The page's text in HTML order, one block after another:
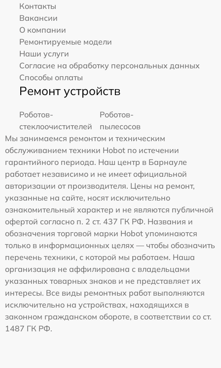
Контакты
Вакансии
О компании
Ремонтируемые модели
Наши услуги
Согласие на обработку персональных данных
Способы оплаты
Ремонт устройств
Роботов-
стеклоочистителей
Роботов-
пылесосов
Мы занимаемся ремонтом и техническим
обслуживанием техники Hobot по истечении
гарантийного периода. Наш центр в Барнауле
работает независимо и не имеет официальной
авторизации от производителя. Цены на ремонт,
указанные на сайте, носят исключительно
ознакомительный характер и не являются публичной
офертой согласно п. 2 ст. 437 ГК РФ. Названия и
обозначения торговой марки Hobot упоминаются
только в информационных целях — чтобы обозначить
перечень техники, с которой мы работаем. Наша
организация не аффилирована с владельцами
указанных товарных знаков и не представляет их
интересы. Все виды ремонтных работ выполняются
исключительно на устройствах, находящихся в
законном гражданском обороте, в соответствии со ст.
1487 ГК РФ.